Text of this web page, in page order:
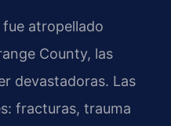
atropellado
County, las
devastadoras. Las
fracturas, trauma